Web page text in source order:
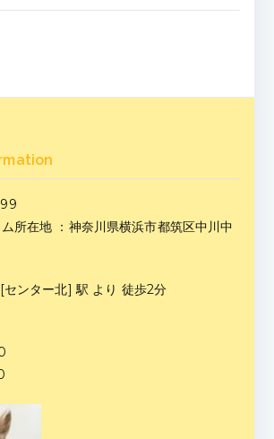
所在地 ：神奈川県横浜市都筑区中川中
ンター北] 駅 より 徒歩2分